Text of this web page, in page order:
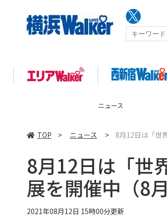
ニュース
TOP > ニュース > 8月12日は「世
8月12日は「世
展を開催中（8
2021年08月12日 15時00分更新